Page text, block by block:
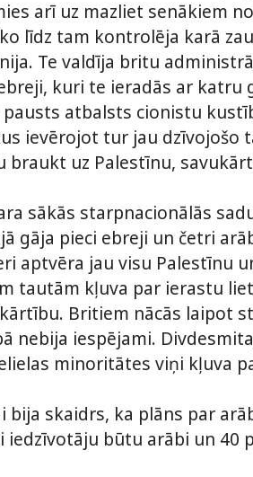
arī uz mazliet senākiem
līdz tam kontrolēja karā
Te valdīja britu
kuri te ieradās ar katru
atbalsts cionistu
ievērojot tur jau dzīvojošo
uz Palestīnu,
sākās starpnacionālās
gāja pieci ebreji un četri
aptvēra jau visu Palestīnu
tautām kļuva par ierastu
Britiem nācās laipot
nebija iespējami.
minoritātes viņi kļuva
skaidrs, ka plāns par
iedzīvotāju būtu arābi un 40